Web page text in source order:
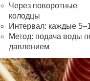
Через поворотные
колодцы
Интервал: каждые
Метод: подача воды
давлением